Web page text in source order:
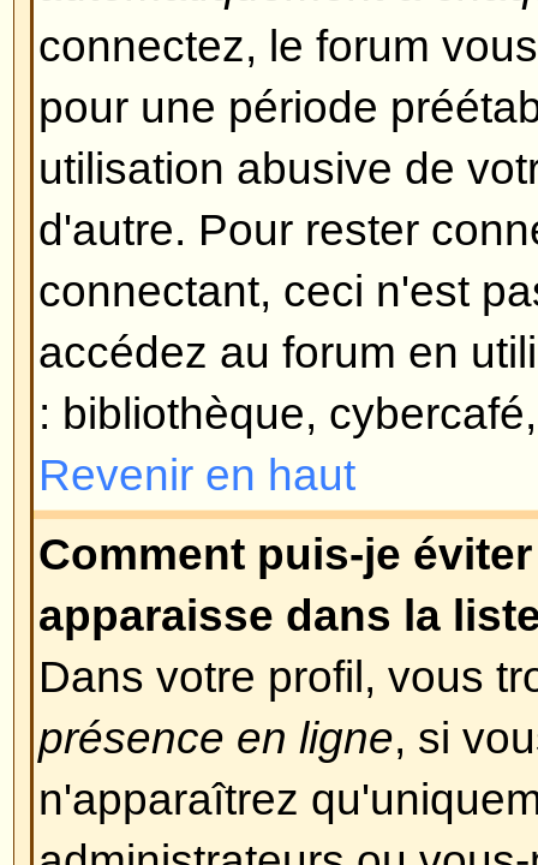
S'ils ont correctement été
possibilités. Si le support
vous avez cliqué sur le lienJ'ai
moment de l'enregistrement,
les instructions que vous avez
le cas, alors peut-être que votre
activé ? Certains forums
nouveaux enregistrements
vous-même, soit par
vous connecter. Lorsque vous
message aurait dû vous
requise ou non. Si vous avez
alors les instructions qui s'y
pas reçu, alors êtes-vous bien
que vous avez fournie lors de
valide ? L'une des raisons pour
est utilisée, c'est de réduire les
utilisateurs malintentionnés